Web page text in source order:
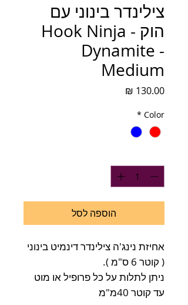
צילינדר בינוני עם
הוק - Hook Ninja
Dynamite -
Medium
Color
*
הוספה לסל
אחיזת נינג'ה צילינדר דינמיט בינוני
( קוטר 6 ס"מ ).
ניתן לתלות על כל פרופיל או מוט
עד קוטר 40מ"מ